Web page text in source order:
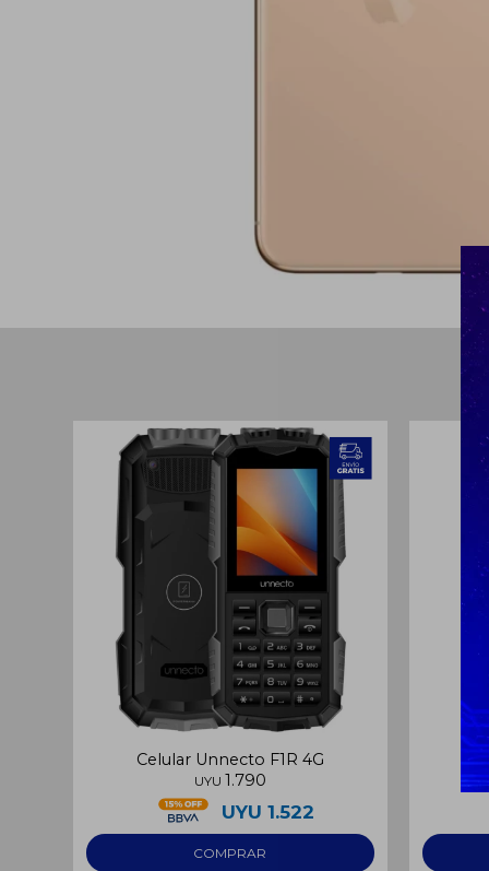
Celular Unnecto F1R 4G
UYU 1.790
UYU 1.522